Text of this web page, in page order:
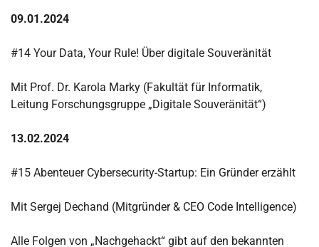
09.01.2024
#14 Your Data, Your Rule! Über digitale Souveränität
Mit Prof. Dr. Karola Marky (Fakultät für Informatik,
Leitung Forschungsgruppe „Digitale Souveränität“)
13.02.2024
#15 Abenteuer Cybersecurity-Startup: Ein Gründer erzählt
Mit Sergej Dechand (Mitgründer & CEO Code Intelligence)
Alle Folgen von „Nachgehackt“ gibt auf den bekannten